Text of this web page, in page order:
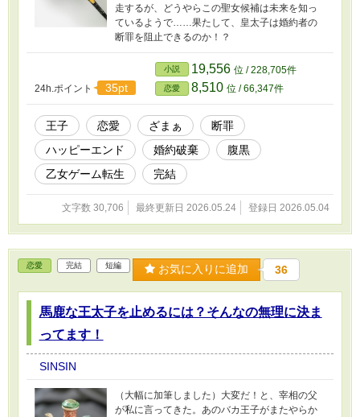
走するが、どうやらこの聖女候補は未来を知っ
ているようで……果たして、皇太子は婚約者の
断罪を阻止できるのか！？
24h.ポイント 35pt
小説 19,556 位 / 228,705件
恋愛 8,510 位 / 66,347件
王子 恋愛 ざまぁ
断罪
ハッピーエンド
婚約破棄
腹黒
乙女ゲーム転生
完結
文字数 30,706 最終更新日 2026.05.24 登録日 2026.05.04
恋愛 完結 短編 お気に入りに追加 36
馬鹿な王太子を止めるには？そんなの無理に決ま
ってます！
SINSIN
（大幅に加筆しました）大変だ！と、宰相の父
が私に言ってきた。あのバカ王子がまたやらか